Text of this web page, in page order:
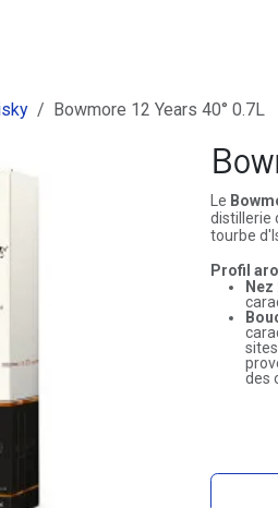
Bowmore 12 Years 40° 0.7L
Le
distillerie
tourbe
Profil
Nez
des